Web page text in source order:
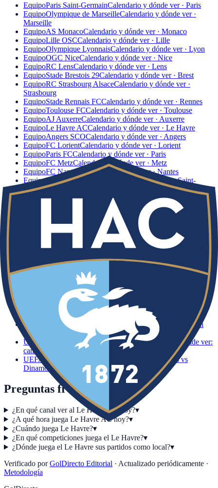
EquipoParis Saint-GermainCalendario y dónde ver · Paris
EquipoOlympique de MarseilleCalendario y dónde ver ·
Marseille
EquipoAS MonacoCalendario y dónde ver · Monaco
EquipoLille OSCCalendario y dónde ver · Lille
EquipoOlympique LyonnaisCalendario y dónde ver · Lyon
EquipoOGC NiceCalendario y dónde ver · Nice
EquipoRC LensCalendario y dónde ver · Lens
EquipoStade Brestois 29Calendario y dónde ver · Brest
EquipoRC Strasbourg AlsaceCalendario y dónde ver ·
Strasbourg
EquipoStade Rennais FCCalendario y dónde ver · Rennes
EquipoToulouse FCCalendario y dónde ver · Toulouse
EquipoAJ AuxerreCalendario y dónde ver · Auxerre
EquipoLe Havre ACCalendario y dónde ver · Le Havre
EquipoAngers SCOCalendario y dónde ver · Angers
EquipoFC LorientCalendario y dónde ver · Lorient
EquipoParis FCCalendario y dónde ver · Paris
EquipoFC MetzCalendario y dónde ver · Metz
EquipoFC Nantes
Calendario y dónde ver · Nantes
EquipoAS Saint-Étienne
Calendario y dónde ver · Saint-
Étienne
EquipoMontpellier HSC Calendario y dónde ver · Montpellier
Hoy también juegan
Otros partidos de fútbol de la jornada con canal y horario.
Ver toda la jornada
UEFA Champions League · 18:00h
Górnik Zabrze vs
Dónde ver: canal y horario
UEFA Champions League · 17:00hKairat vs Levski
Dónde ver: canal y horario
UEFA Champions League · 17:00hKairat Almaty vs Levski
Dónde ver: canal y horario
UEFA Champions League · 18:00h
Bodø / Glimt vs Union
Saint-Gilloise
Dónde ver: canal y horario
UEFA Champions League · 18:00hSabah vs AGF
Dónde ver:
canal y horario
UEFA Champions League · 19:00h
Kauno Žalgiris vs
Dinamo Zagreb
Dónde ver: canal y horario
Preguntas frecuentes
¿En qué canal ver al Le Havre AC hoy?▾
¿A qué hora juega Le Havre AC hoy?▾
¿Cuándo juega Le Havre?▾
¿En qué competiciones juega el Le Havre?▾
¿Dónde juega el Le Havre sus partidos como local?▾
Verificado por GolDirecto Editorial · Actualizado periódicamente ·
Metodología